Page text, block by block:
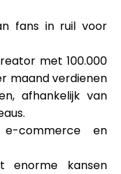
fans in ruil voor
met 100.000
maand verdienen
afhankelijk van
e-commerce en
enorme kansen